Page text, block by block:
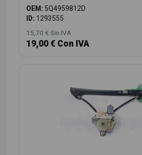
OEM: 5Q4959812D
ID: 1293555
15,70 € Sin IVA
19,00 € Con IVA